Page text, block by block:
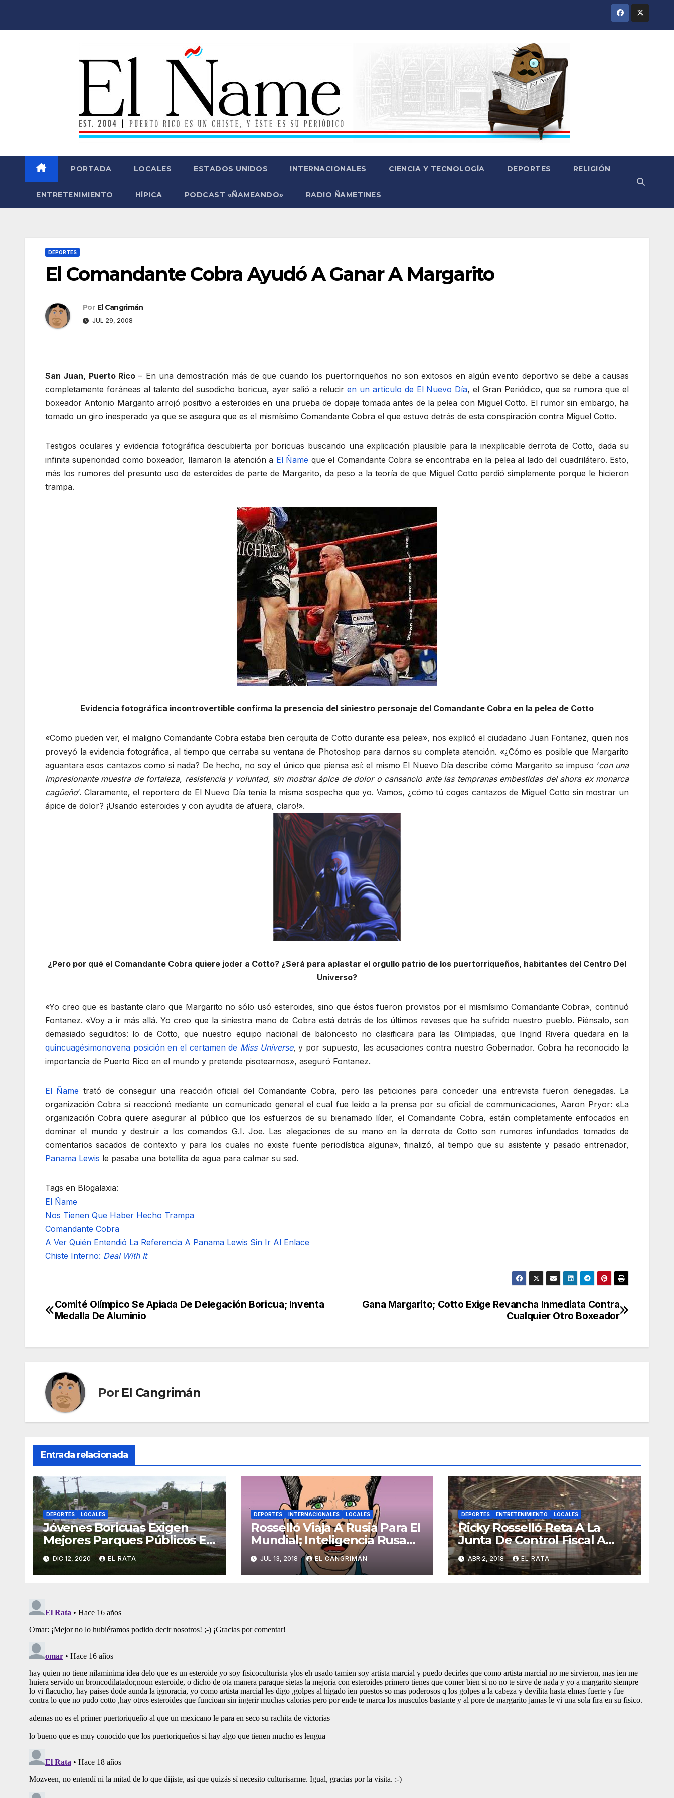
PORTADA LOCALES ESTADOS UNIDOS INTERNACIONALES CIENCIA Y TECNOLOGÍA DEPORTES RELIGIÓN
ENTRETENIMIENTO HÍPICA PODCAST «ÑAMEANDO» RADIO ÑAMETINES
DEPORTES
El Comandante Cobra Ayudó A Ganar A Margarito
Por El Cangrimán
JUL 29, 2008
San Juan, Puerto Rico – En una demostración más de que cuando los puertorriqueños no son exitosos en algún evento deportivo se debe a causas
completamente foráneas al talento del susodicho boricua, ayer salió a reluciren un artículo de El Nuevo Día, el Gran Periódico, que se rumora que el
boxeador Antonio Margarito arrojó positivo a esteroides en una prueba de dopaje tomada antes de la pelea con Miguel Cotto. El rumor sin embargo, ha
tomado un giro inesperado ya que se asegura que es el mismísimo Comandante Cobra el que estuvo detrás de esta conspiración contra Miguel Cotto.
Testigos oculares y evidencia fotográfica descubierta por boricuas buscando una explicación plausible para la inexplicable derrota de Cotto, dada su
infinita superioridad como boxeador, llamaron la atención a El Ñame que el Comandante Cobra se encontraba en la pelea al lado del cuadrilátero. Esto,
más los rumores del presunto uso de esteroides de parte de Margarito, da peso a la teoría de que Miguel Cotto perdió simplemente porque le hicieron
trampa.
Evidencia fotográfica incontrovertible confirma la presencia del siniestro personaje del Comandante Cobra en la pelea de Cotto
«Como pueden ver, el maligno Comandante Cobra estaba bien cerquita de Cotto durante esa pelea», nos explicó el ciudadano Juan Fontanez, quien nos
proveyó la evidencia fotográfica, al tiempo que cerraba su ventana de Photoshop para darnos su completa atención. «¿Cómo es posible que Margarito
aguantara esos cantazos como si nada? De hecho, no soy el único que piensa así: el mismo El Nuevo Día describe cómo Margarito se impuso ‘con una
impresionante muestra de fortaleza, resistencia y voluntad, sin mostrar ápice de dolor o cansancio ante las tempranas embestidas del ahora ex monarca
cagüeño‘. Claramente, el reportero de El Nuevo Día tenía la misma sospecha que yo. Vamos, ¿cómo tú coges cantazos de Miguel Cotto sin mostrar un
ápice de dolor? ¡Usando esteroides y con ayudita de afuera, claro!».
¿Pero por qué el Comandante Cobra quiere joder a Cotto? ¿Será para aplastar el orgullo patrio de los puertorriqueños, habitantes del Centro Del
Universo?
«Yo creo que es bastante claro que Margarito no sólo usó esteroides, sino que éstos fueron provistos por el mismísimo Comandante Cobra», continuó
Fontanez. «Voy a ir más allá. Yo creo que la siniestra mano de Cobra está detrás de los últimos reveses que ha sufrido nuestro pueblo. Piénsalo, son
demasiado seguiditos: lo de Cotto, que nuestro equipo nacional de baloncesto no clasificara para las Olimpiadas, que Ingrid Rivera quedara en la
quincuagésimonovena posición en el certamen de Miss Universe, y por supuesto, las acusaciones contra nuestro Gobernador. Cobra ha reconocido la
importancia de Puerto Rico en el mundo y pretende pisotearnos», aseguró Fontanez.
El Ñame trató de conseguir una reacción oficial del Comandante Cobra, pero las peticiones para conceder una entrevista fueron denegadas. La
organización Cobra sí reaccionó mediante un comunicado general el cual fue leído a la prensa por su oficial de communicaciones, Aaron Pryor: «La
organización Cobra quiere asegurar al público que los esfuerzos de su bienamado líder, el Comandante Cobra, están completamente enfocados en
dominar el mundo y destruir a los comandos G.I. Joe. Las alegaciones de su mano en la derrota de Cotto son rumores infundados tomados de
comentarios sacados de contexto y para los cuales no existe fuente periodística alguna», finalizó, al tiempo que su asistente y pasado entrenador,
Panama Lewis le pasaba una botellita de agua para calmar su sed.
Tags en Blogalaxia:
El Ñame
Nos Tienen Que Haber Hecho Trampa
Comandante Cobra
A Ver Quién Entendió La Referencia A Panama Lewis Sin Ir Al Enlace
Chiste Interno: Deal With It
Navegación
entradas
Gana Margarito; Cotto Exige Revancha Inmediata Contra
Cualquier Otro Boxeador
Comité Olímpico Se Apiada De Delegación Boricua; Inventa
Medalla De Aluminio
Por El Cangrimán
Entrada relacionada
DEPORTES LOCALES
Jóvenes Boricuas Exigen
Mejores Parques Públicos En
Donde Usar Drogas Por Las
Noches
DIC 12, 2020 EL RATA
DEPORTES INTERNACIONALES LOCALES
Rosselló Viaja A Rusia Para El
Mundial; Inteligencia Rusa
Saca Micrófonos De Su
Cuarto Pa’ No
Desperdiciarlos
JUL 13, 2018 EL CANGRIMÁN
DEPORTES ENTRETENIMIENTO LOCALES
Ricky Rosselló Reta A La
Junta De Control Fiscal A
Lucha «Enjaulados Y Con
Alambre De Púas»
ABR 2, 2018 EL RATA